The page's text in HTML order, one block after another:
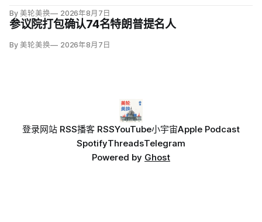
开采钪的日出能源金属公司（Sunrise Energy Metals）提供4亿
美元贷款，美…
By 美轮美换 2026年8月7日
参议院打包确认74名特朗普提名人
By 美轮美换 2026年8月7日
登录网站 RSS播客 RSSYouTube小宇宙Apple Podcast
SpotifyThreadsTelegram
Powered by Ghost